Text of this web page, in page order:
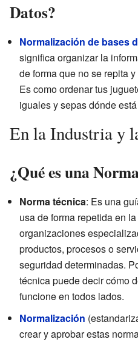
Datos?
Normalización de bases
significa organizar la
de forma que no se repita
Es como ordenar tus
iguales y sepas dónde
En la Industria y
¿Qué es una
Norma técnica: Es una
usa de forma repetida en
organizaciones
productos, procesos o
seguridad determinadas.
técnica puede decir cómo
funcione en todos lados.
Normalización
crear y aprobar estas